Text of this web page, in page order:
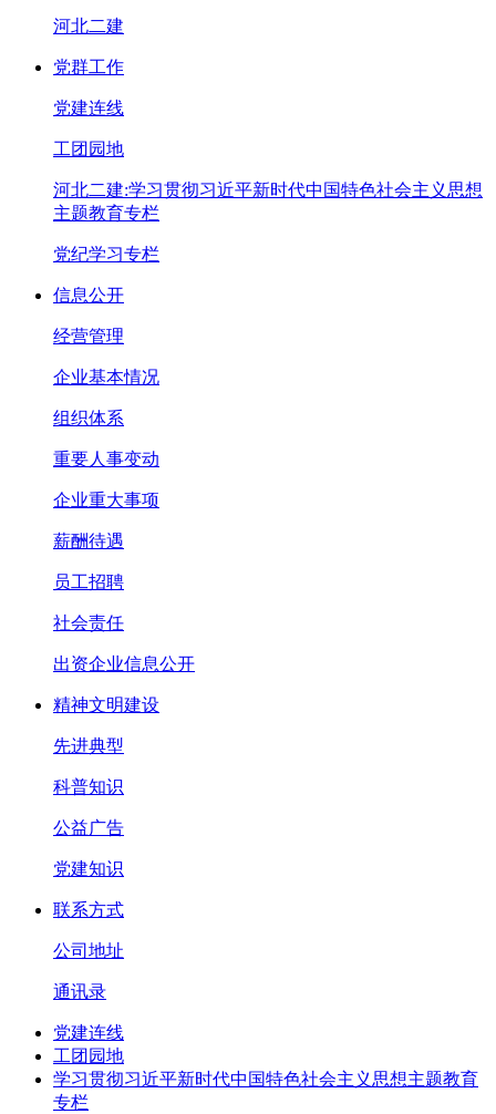
河北二建
党群工作
党建连线
工团园地
河北二建:学习贯彻习近平新时代中国特色社会主义思想
主题教育专栏
党纪学习专栏
信息公开
经营管理
企业基本情况
组织体系
重要人事变动
企业重大事项
薪酬待遇
员工招聘
社会责任
出资企业信息公开
精神文明建设
先进典型
科普知识
公益广告
党建知识
联系方式
公司地址
通讯录
党建连线
工团园地
学习贯彻习近平新时代中国特色社会主义思想主题教育
专栏